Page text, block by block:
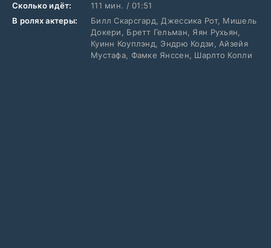
Сколько идёт:
111 мин. / 01:51
В ролях актеры:
Билл Скарсгард, Джессика Рот, Мишель
Докери, Бретт Гельман, Яян Рухьян,
Куинн Коуплэнд, Эндрю Кодзи, Айзейя
Мустафа, Фамке Янссен, Шарлто Копли